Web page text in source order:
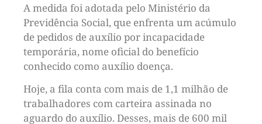
A medida foi adotada pelo Ministério da
Previdência Social, que enfrenta um acúmulo
de pedidos de auxílio por incapacidade
temporária, nome oficial do benefício
conhecido como auxílio doença.
Hoje, a fila conta com mais de 1,1 milhão de
trabalhadores com carteira assinada no
aguardo do auxílio. Desses, mais de 600 mil